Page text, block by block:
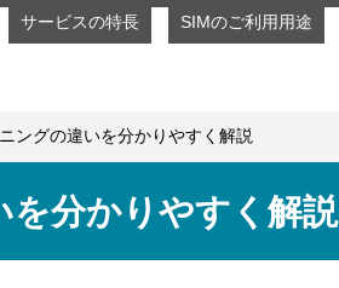
サービスの特長 SIMのご利用用途
ングの違いを分かりやすく解説
を分かりやすく解説